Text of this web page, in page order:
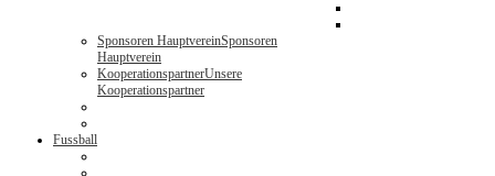
Sponsoren HauptvereinSponsoren
Hauptverein
KooperationspartnerUnsere
Kooperationspartner
Fussball